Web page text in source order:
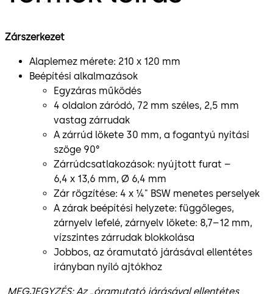
Zárszerkezet
Alaplemez mérete: 210 x 120 mm
Beépítési alkalmazások
Egyzáras működés
4 oldalon záródó, 72 mm széles, 2,5 mm
vastag zárrudak
A zárrúd lökete 30 mm, a fogantyú nyitási
szöge 90°
Zárrúdcsatlakozások: nyújtott furat –
6,4 x 13,6 mm, Ø 6,4 mm
Zár rögzítése: 4 x ¼" BSW menetes perselyek
A zárak beépítési helyzete: függőleges,
zárnyelv lefelé, zárnyelv lökete: 8,7–12 mm,
vízszintes zárrudak blokkolása
Jobbos, az óramutató járásával ellentétes
irányban nyíló ajtókhoz
MEGJEGYZÉS: Az „óramutató járásával ellentétes